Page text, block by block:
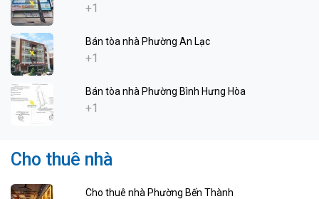
+1
Bán tòa nhà Phường An Lạc
+1
Bán tòa nhà Phường Bình Hưng Hòa
+1
Cho thuê nhà
Cho thuê nhà Phường Bến Thành